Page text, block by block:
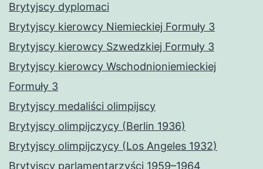
Brytyjscy dyplomaci
Brytyjscy kierowcy Niemieckiej Formuły 3
Brytyjscy kierowcy Szwedzkiej Formuły 3
Brytyjscy kierowcy Wschodnioniemieckiej
Formuły 3
Brytyjscy medaliści olimpijscy
Brytyjscy olimpijczycy (Berlin 1936)
Brytyjscy olimpijczycy (Los Angeles 1932)
Brytyjscy parlamentarzyści 1959–1964